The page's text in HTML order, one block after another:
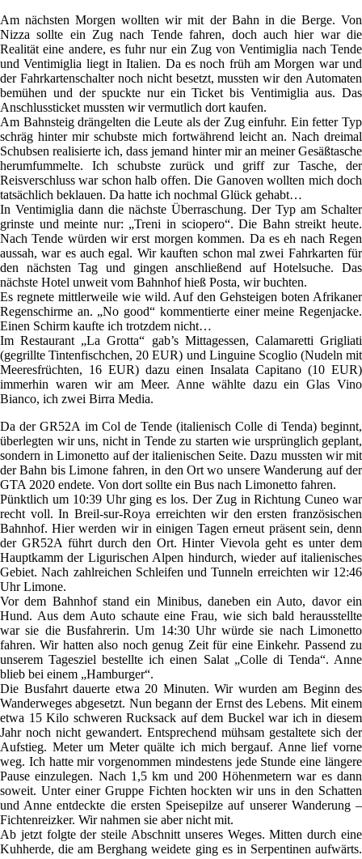
Am nächsten Morgen wollten wir mit der Bahn in die Berge. Von
Nizza sollte ein Zug nach Tende fahren, doch auch hier war die
Realität eine andere, es fuhr nur ein Zug von Ventimiglia nach Tende
und Ventimiglia liegt in Italien. Da es noch früh am Morgen war und
der Fahrkartenschalter noch nicht besetzt, mussten wir den Automaten
bemühen und der spuckte nur ein Ticket bis Ventimiglia aus. Das
Anschlussticket mussten wir vermutlich dort kaufen.
Am Bahnsteig drängelten die Leute als der Zug einfuhr. Ein fetter Typ
schräg hinter mir schubste mich fortwährend leicht an. Nach dreimal
Schubsen realisierte ich, dass jemand hinter mir an meiner Gesäßtasche
herumfummelte. Ich schubste zurück und griff zur Tasche, der
Reisverschluss war schon halb offen. Die Ganoven wollten mich doch
tatsächlich beklauen. Da hatte ich nochmal Glück gehabt…
In Ventimiglia dann die nächste Überraschung. Der Typ am Schalter
grinste und meinte nur: „Treni in sciopero“. Die Bahn streikt heute.
Nach Tende würden wir erst morgen kommen. Da es eh nach Regen
aussah, war es auch egal. Wir kauften schon mal zwei Fahrkarten für
den nächsten Tag und gingen anschließend auf Hotelsuche. Das
nächste Hotel unweit vom Bahnhof hieß Posta, wir buchten.
Es regnete mittlerweile wie wild. Auf den Gehsteigen boten Afrikaner
Regenschirme an. „No good“ kommentierte einer meine Regenjacke.
Einen Schirm kaufte ich trotzdem nicht…
Im Restaurant „La Grotta“ gab’s Mittagessen, Calamaretti Grigliati
(gegrillte Tintenfischchen, 20 EUR) und Linguine Scoglio (Nudeln mit
Meeresfrüchten, 16 EUR) dazu einen Insalata Capitano (10 EUR)
immerhin waren wir am Meer. Anne wählte dazu ein Glas Vino
Bianco, ich zwei Birra Media.
Da der GR52A im Col de Tende (italienisch Colle di Tenda) beginnt,
überlegten wir uns, nicht in Tende zu starten wie ursprünglich geplant,
sondern in Limonetto auf der italienischen Seite. Dazu mussten wir mit
der Bahn bis Limone fahren, in den Ort wo unsere Wanderung auf der
GTA 2020 endete. Von dort sollte ein Bus nach Limonetto fahren.
Pünktlich um 10:39 Uhr ging es los. Der Zug in Richtung Cuneo war
recht voll. In Breil-sur-Roya erreichten wir den ersten französischen
Bahnhof. Hier werden wir in einigen Tagen erneut präsent sein, denn
der GR52A führt durch den Ort. Hinter Vievola geht es unter dem
Hauptkamm der Ligurischen Alpen hindurch, wieder auf italienisches
Gebiet. Nach zahlreichen Schleifen und Tunneln erreichten wir 12:46
Uhr Limone.
Vor dem Bahnhof stand ein Minibus, daneben ein Auto, davor ein
Hund. Aus dem Auto schaute eine Frau, wie sich bald herausstellte
war sie die Busfahrerin. Um 14:30 Uhr würde sie nach Limonetto
fahren. Wir hatten also noch genug Zeit für eine Einkehr. Passend zu
unserem Tagesziel bestellte ich einen Salat „Colle di Tenda“. Anne
blieb bei einem „Hamburger“.
Die Busfahrt dauerte etwa 20 Minuten. Wir wurden am Beginn des
Wanderweges abgesetzt. Nun begann der Ernst des Lebens. Mit einem
etwa 15 Kilo schweren Rucksack auf dem Buckel war ich in diesem
Jahr noch nicht gewandert. Entsprechend mühsam gestaltete sich der
Aufstieg. Meter um Meter quälte ich mich bergauf. Anne lief vorne
weg. Ich hatte mir vorgenommen mindestens jede Stunde eine längere
Pause einzulegen. Nach 1,5 km und 200 Höhenmetern war es dann
soweit. Unter einer Gruppe Fichten hockten wir uns in den Schatten
und Anne entdeckte die ersten Speisepilze auf unserer Wanderung –
Fichtenreizker. Wir nahmen sie aber nicht mit.
Ab jetzt folgte der steile Abschnitt unseres Weges. Mitten durch eine
Kuhherde, die am Berghang weidete ging es in Serpentinen aufwärts.